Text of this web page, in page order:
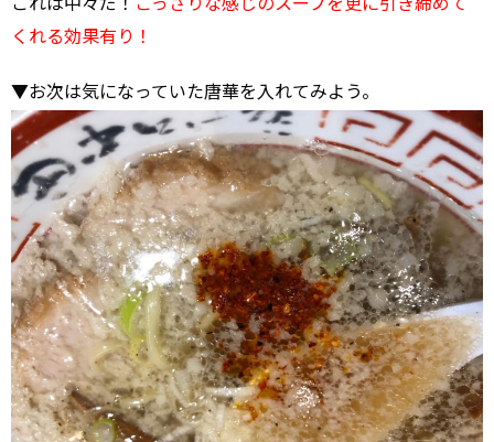
これは中々だ！ こっさりな感じのスープを更に引き締めて
くれる効果有り！
▼お次は気になっていた唐華を入れてみよう。